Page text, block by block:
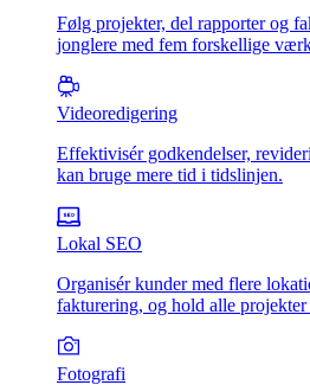
Følg projekter, del rapporter og
jonglere med fem forskellige
Videoredigering
Effektivisér godkendelser,
kan bruge mere tid i tidslinjen.
Lokal SEO
Organisér kunder med flere
fakturering, og hold alle projekter
Fotografi